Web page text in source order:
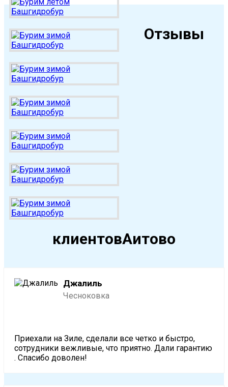
Отзывы
клиентовАитово
Джалиль
Чесноковка
Приехали на Зиле, сделали все четко и быстро,
сотрудники вежливые, что приятно. Дали гарантию
. Спасибо доволен!